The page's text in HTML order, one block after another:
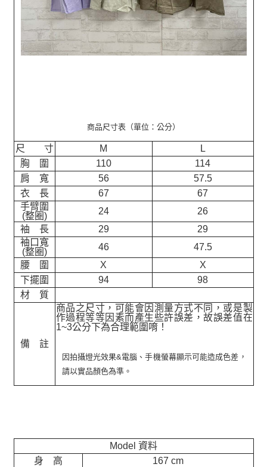
商品尺寸表（單位：公分）
尺 寸 M
L
胸 圍
110
114
肩 寬
56
57.5
衣 長
67
67
手臂圍
(整圈)
24
26
袖 長
29
29
袖口寬
(整圈)
46
47.5
腰 圍
X
X
下擺圍
94
98
材 質
備 註
商品之尺寸，可能會因測量方式不同，或是製
作過程等等因素而產生些許誤差，故誤差值在
1~3公分下為合理範圍唷！
因拍攝燈光效果&電腦、手機螢幕顯示可能造成色差，
請以實品顏色為準。
Model 資料
身 高
167 cm